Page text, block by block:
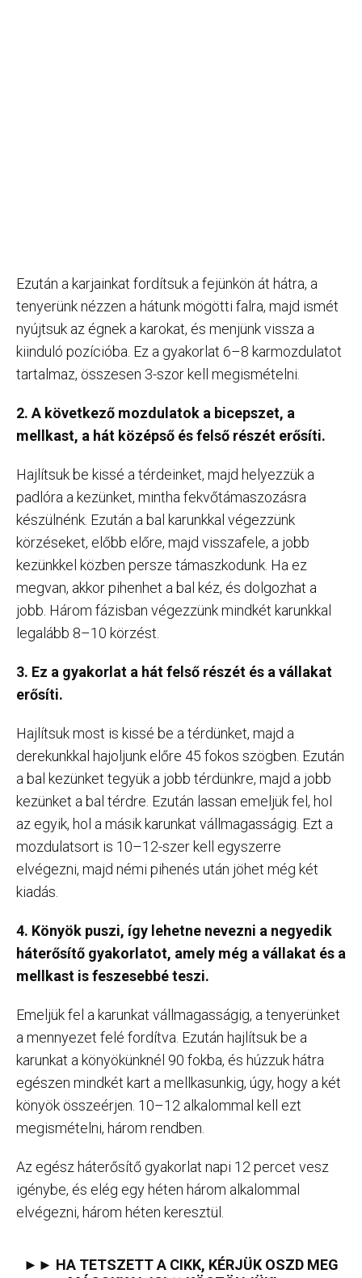
Ezután a karjainkat fordítsuk a fejünkön át hátra, a
tenyerünk nézzen a hátunk mögötti falra, majd ismét
nyújtsuk az égnek a karokat, és menjünk vissza a
kiinduló pozícióba. Ez a gyakorlat 6–8 karmozdulatot
tartalmaz, összesen 3-szor kell megismételni.
2. A következő mozdulatok a bicepszet, a
mellkast, a hát középső és felső részét erősíti.
Hajlítsuk be kissé a térdeinket, majd helyezzük a
padlóra a kezünket, mintha fekvőtámaszozásra
készülnénk. Ezután a bal karunkkal végezzünk
körzéseket, előbb előre, majd visszafele, a jobb
kezünkkel közben persze támaszkodunk. Ha ez
megvan, akkor pihenhet a bal kéz, és dolgozhat a
jobb. Három fázisban végezzünk mindkét karunkkal
legalább 8–10 körzést.
3. Ez a gyakorlat a hát felső részét és a vállakat
erősíti.
Hajlítsuk most is kissé be a térdünket, majd a
derekunkkal hajoljunk előre 45 fokos szögben. Ezután
a bal kezünket tegyük a jobb térdünkre, majd a jobb
kezünket a bal térdre. Ezután lassan emeljük fel, hol
az egyik, hol a másik karunkat vállmagasságig. Ezt a
mozdulatsort is 10–12-szer kell egyszerre
elvégezni, majd némi pihenés után jöhet még két
kiadás.
4. Könyök puszi, így lehetne nevezni a negyedik
háterősítő gyakorlatot, amely még a vállakat és a
mellkast is feszesebbé teszi.
Emeljük fel a karunkat vállmagasságig, a tenyerünket
a mennyezet felé fordítva. Ezután hajlítsuk be a
karunkat a könyökünknél 90 fokba, és húzzuk hátra
egészen mindkét kart a mellkasunkig, úgy, hogy a két
könyök összeérjen. 10–12 alkalommal kell ezt
megismételni, három rendben.
Az egész háterősítő gyakorlat napi 12 percet vesz
igénybe, és elég egy héten három alkalommal
elvégezni, három héten keresztül.
►► HA TETSZETT A CIKK, KÉRJÜK OSZD MEG